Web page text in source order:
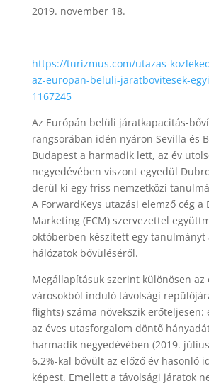
2019. november 18.
https://turizmus.com/utazas-
az-europan-beluli-jaratbovitesek-
1167245
Az Európán belüli járatkapacitás-
rangsorában idén nyáron Sevilla és
Budapest a harmadik lett, az év
negyedévében viszont egyedül
derül ki egy friss nemzetközi
A ForwardKeys utazási elemző cég a
Marketing (ECM) szervezettel
októberben készített egy tanulmányt
hálózatok bővüléséről.
Megállapításuk szerint különösen az
városokból induló távolsági
flights) száma növekszik erőteljesen:
az éves utasforgalom döntő
harmadik negyedévében (2019.
6,2%-kal bővült az előző év hasonló
képest. Emellett a távolsági járatok